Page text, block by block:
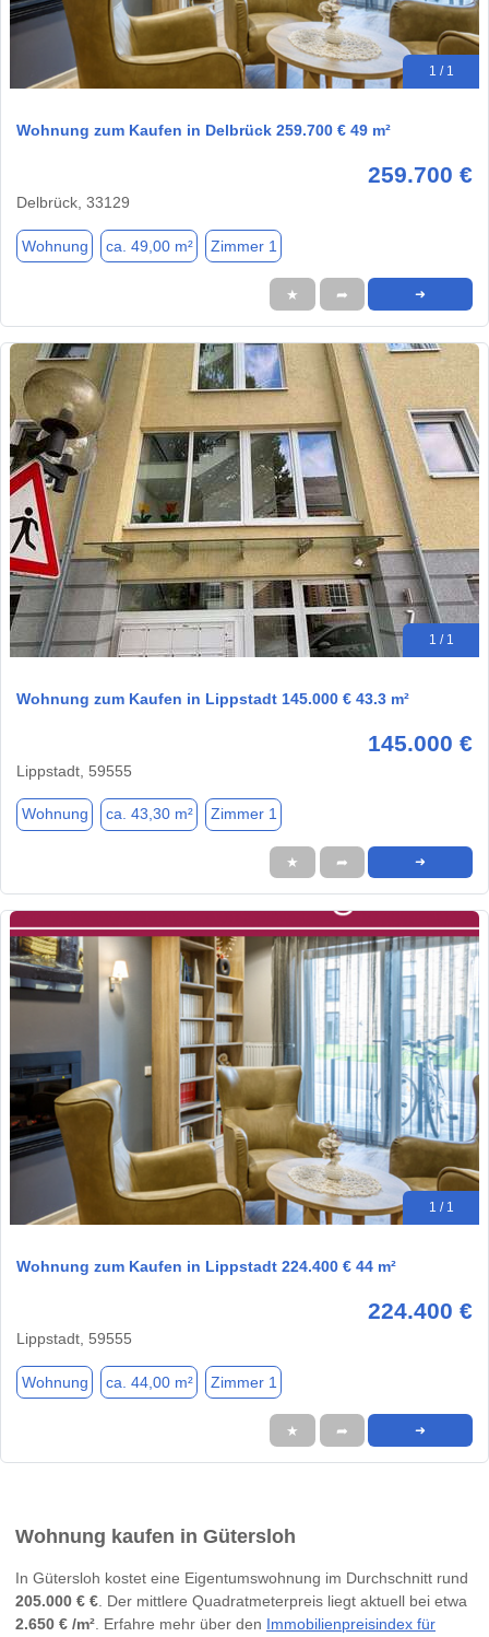
1 / 1
Wohnung zum Kaufen in Delbrück 259.700 € 49 m²
259.700 €
Delbrück, 33129
Wohnung ca. 49,00 m² Zimmer 1
★ ➦ ➜
1 / 1
Wohnung zum Kaufen in Lippstadt 145.000 € 43.3 m²
145.000 €
Lippstadt, 59555
Wohnung ca. 43,30 m² Zimmer 1
★ ➦ ➜
1 / 1
Wohnung zum Kaufen in Lippstadt 224.400 € 44 m²
224.400 €
Lippstadt, 59555
Wohnung ca. 44,00 m² Zimmer 1
★ ➦ ➜
Wohnung kaufen in Gütersloh
In Gütersloh kostet eine Eigentumswohnung im Durchschnitt rund
205.000 € € . Der mittlere Quadratmeterpreis liegt aktuell bei etwa
2.650 € /m² . Erfahre mehr über den Immobilienpreisindex für